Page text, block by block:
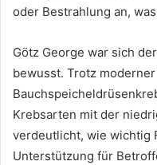
oder Bestrahlung an,
Götz George war sich
bewusst. Trotz
Krebsarten mit der
verdeutlicht, wie wichtig
Unterstützung für